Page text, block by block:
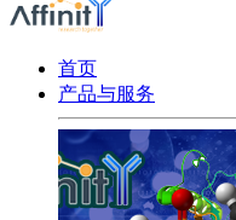
首页
产品与服务